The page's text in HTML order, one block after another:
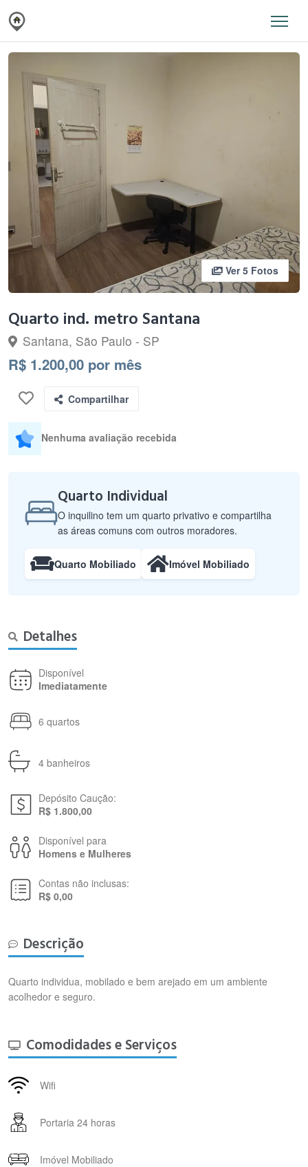
Ver 5 Fotos
Quarto ind. metro Santana
Santana, São Paulo - SP
R$ 1.200,00 por mês
Compartilhar
Nenhuma avaliação recebida
Quarto Individual
O inquilino tem um quarto privativo e compartilha
as áreas comuns com outros moradores.
Quarto Mobiliado Imóvel Mobiliado
Detalhes
Disponível
Imediatamente
6 quartos
4 banheiros
Depósito Caução:
R$ 1.800,00
Disponível para
Homens e Mulheres
Contas não inclusas:
R$ 0,00
Descrição
Quarto individua, mobilado e bem arejado em um ambiente
acolhedor e seguro.
Comodidades e Serviços
Wifi
Portaria 24 horas
Imóvel Mobiliado